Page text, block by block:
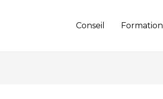
Conseil Formation